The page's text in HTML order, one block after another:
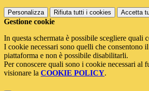
Personalizza Rifiuta tutti i cookies Accetta
Gestione cookie
In questa schermata è possibile scegliere quali
I cookie necessari sono quelli che consentono
piattaforma e non è possibile disabilitarli.
Per conoscere quali sono i cookie necessari al
visionare la COOKIE POLICY.